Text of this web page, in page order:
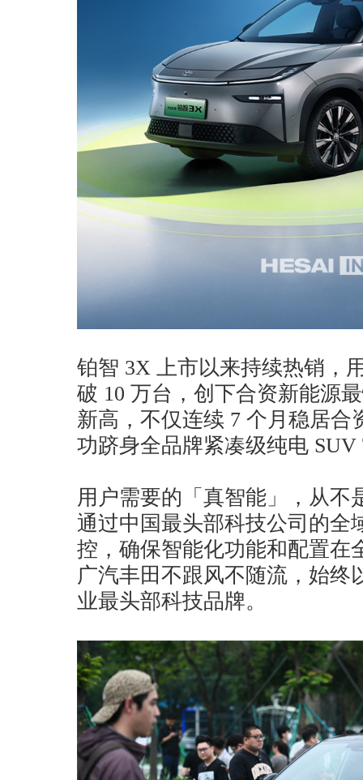
铂智 3X 上市以来持续热销，
破 10 万台，创下合资新能源
新高，不仅连续 7 个月稳居合
功跻身全品牌紧凑级纯电 SUV
用户需要的「真智能」，从不
通过中国最头部科技公司的全
控，确保智能化功能和配置在
广汽丰田不跟风不随流，始终
业最头部科技品牌。